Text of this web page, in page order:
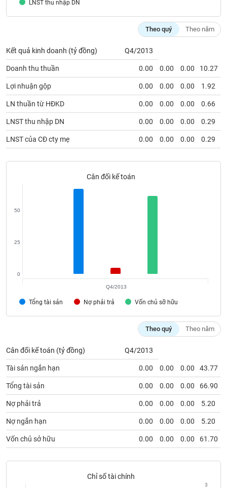
LNST thu nhập DN
Theo quý Theo năm
Kết quả kinh doanh (tỷ đồng) Q4/2013
Doanh thu thuần 0.00 0.00 0.00 10.27
Lợi nhuận gộp 0.00 0.00 0.00 1.92
LN thuần từ HĐKD 0.00 0.00 0.00 0.66
LNST thu nhập DN 0.00 0.00 0.00 0.29
LNST của CĐ cty mẹ 0.00 0.00 0.00 0.29
Cân đối kế toán
Tổng tài sản Nợ phải trả Vốn chủ sỡ hữu
0
25
50
Q4/2013
Theo quý Theo năm
Cân đối kế toán (tỷ đồng) Q4/2013
Tài sản ngắn hạn 0.00 0.00 0.00 43.77
Tổng tài sản 0.00 0.00 0.00 66.90
Nợ phải trả 0.00 0.00 0.00 5.20
Nợ ngắn hạn 0.00 0.00 0.00 5.20
Vốn chủ sở hữu 0.00 0.00 0.00 61.70
Chỉ số tài chính
3
SÓC
CHÍNH
CÔNG
NGHỆ
TRUYỀN
TIỆN
BẤT
ĐỘNG
SẢN
Mã
chứng
khoán
(-)
Lãnh